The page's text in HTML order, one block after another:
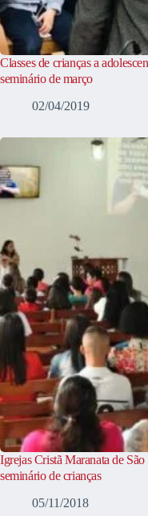
Classes de crianças a
seminário de março
02/04/2019
Igrejas Cristã Maranata de
seminário de crianças
05/11/2018